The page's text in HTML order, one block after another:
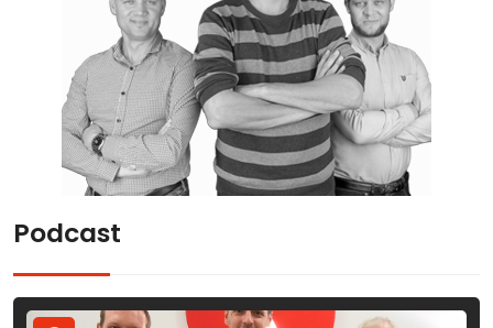
Podcast